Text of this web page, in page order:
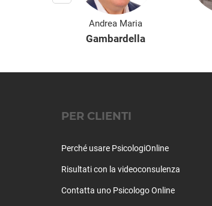
Andrea Maria
Gambardella
PER CLIENTI
Perché usare PsicologiOnline
Risultati con la videoconsulenza
Contatta uno Psicologo Online